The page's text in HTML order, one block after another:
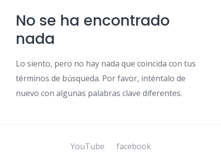
No se ha encontrado
nada
Lo siento, pero no hay nada que coincida con tus
términos de búsqueda. Por favor, inténtalo de
nuevo con algunas palabras clave diferentes.
YouTube facebook